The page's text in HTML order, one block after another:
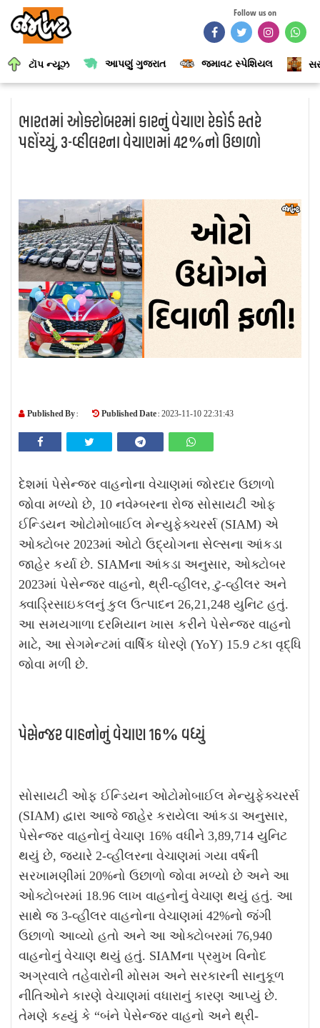
Follow us on
ટૉપ ન્યૂઝ આપણું ગુજરાત જમાવટ સ્પેશિયલ
ભારતમાં ઓક્ટોબરમાં કારનું વેચાણ રેકોર્ડ સ્તરે
પહોંચ્યું, 3-વ્હીલરના વેચાણમાં 42%નો ઉછાળો
Published By : Published Date : 2023-11-10 22:31:43
દેશમાં પેસેન્જર વાહનોના વેચાણમાં જોરદાર ઉછાળો
જોવા મળ્યો છે, 10 નવેમ્બરના રોજ સોસાયટી ઓફ
ઈન્ડિયન ઓટોમોબાઈલ મેન્યુફેક્ચરર્સ (SIAM) એ
ઓક્ટોબર 2023માં ઓટો ઉદ્યોગના સેલ્સના આંકડા
જાહેર કર્યા છે. SIAMના આંકડા અનુસાર, ઓક્ટોબર
2023માં પેસેન્જર વાહનો, થ્રી-વ્હીલર, ટુ-વ્હીલર અને
ક્વાડ્રિસાઇકલનું કુલ ઉત્પાદન 26,21,248 યુનિટ હતું.
આ સમયગાળા દરમિયાન ખાસ કરીને પેસેન્જર વાહનો
માટે, આ સેગમેન્ટમાં વાર્ષિક ધોરણે (YoY) 15.9 ટકા વૃદ્ધિ
જોવા મળી છે.
પેસેન્જર વાહનોનું વેચાણ 16% વધ્યું
સોસાયટી ઓફ ઈન્ડિયન ઓટોમોબાઈલ મેન્યુફેક્ચરર્સ
(SIAM) દ્વારા આજે જાહેર કરાયેલા આંકડા અનુસાર,
પેસેન્જર વાહનોનું વેચાણ 16% વધીને 3,89,714 યુનિટ
થયું છે, જ્યારે 2-વ્હીલરના વેચાણમાં ગયા વર્ષની
સરખામણીમાં 20%નો ઉછાળો જોવા મળ્યો છે અને આ
ઓક્ટોબરમાં 18.96 લાખ વાહનોનું વેચાણ થયું હતું. આ
સાથે જ 3-વ્હીલર વાહનોના વેચાણમાં 42%નો જંગી
ઉછાળો આવ્યો હતો અને આ ઓક્ટોબરમાં 76,940
વાહનોનું વેચાણ થયું હતું. SIAMના પ્રમુખ વિનોદ
અગ્રવાલે તહેવારોની મોસમ અને સરકારની સાનુકૂળ
નીતિઓને કારણે વેચાણમાં વધારાનું કારણ આપ્યું છે.
તેમણે કહ્યું કે “બંને પેસેન્જર વાહનો અને થ્રી-